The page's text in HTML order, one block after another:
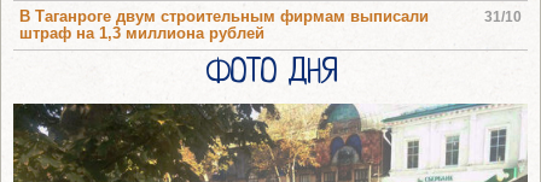
31/10
В Таганроге двум строительным фирмам выписали
штраф на 1,3 миллиона рублей
ФОТО ДНЯ